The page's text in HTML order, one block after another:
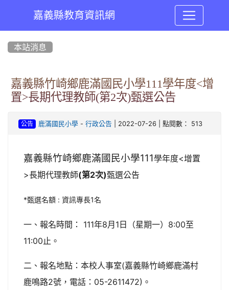
嘉義縣教育資訊網
本站消息
嘉義縣竹崎鄉鹿滿國民小學111學年度<增
置>長期代理教師(第2次)甄選公告
公告 鹿滿國民小學- 行政公告 | 2022-07-26 | 點閱數： 513
嘉義縣竹崎鄉鹿滿國民小學111學年度<增置
>長期代理教師(第2次)甄選公告
*甄選名額 : 資訊專長1名
一、報名時間： 111年8月1日（星期一）8:00至
11:00止。
二、報名地點：本校人事室(嘉義縣竹崎鄉鹿滿村
鹿鳴路2號，電話：05-2611472)。